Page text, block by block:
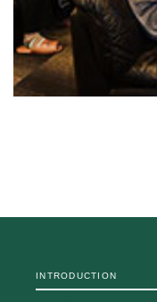
INTRODUCTION